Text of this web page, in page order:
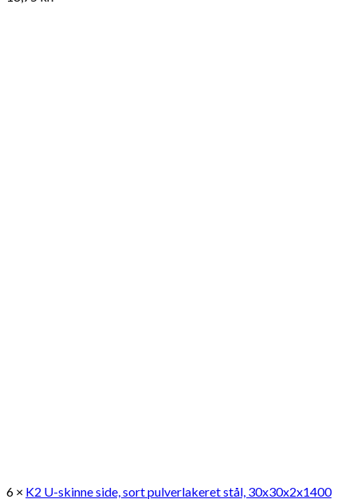
6 × K2 U-skinne side, sort pulverlakeret stål, 30x30x2x1400